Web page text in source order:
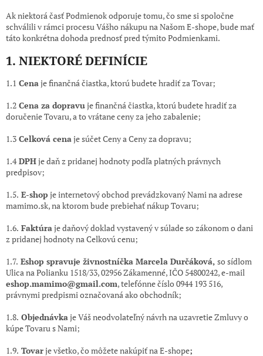
Ak niektorá časť Podmienok odporuje tomu, čo sme si spoločne
schválili v rámci procesu Vášho nákupu na Našom E-shope, bude mať
táto konkrétna dohoda prednosť pred týmito Podmienkami.
1. NIEKTORÉ DEFINÍCIE
1.1 Cenaje finančná čiastka, ktorú budete hradiť za Tovar;
1.2 Cena za dopravuje finančná čiastka, ktorú budete hradiť za
doručenie Tovaru, a to vrátane ceny za jeho zabalenie;
1.3 Celková cenaje súčet Ceny a Ceny za dopravu;
1.4DPHje daň z pridanej hodnoty podľa platných právnych
predpisov;
1.5. E-shop je internetový obchod prevádzkovaný Nami na adrese
mamimo.sk, na ktorom bude prebiehať nákup Tovaru;
1.6. Faktúraje daňový doklad vystavený v súlade so zákonom o dani
z pridanej hodnoty na Celkovú cenu;
1.7. Eshop spravuje živnostníčka Marcela Durčáková, so sídlom
Ulica na Polianku 1518/33,02956 Zákamenné,IČO 54800242,e-mail
eshop.mamimo@gmail.com, telefónne číslo0944 193 516,
právnymi predpismi označovaná ako obchodník;
1.8. Objednávkaje Váš neodvolateľný návrh na uzavretie Zmluvy o
kúpe Tovaru s Nami;
1.9. Tovarje všetko, čo môžete nakúpiť na E-shope;